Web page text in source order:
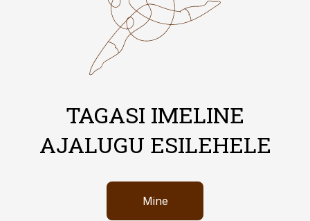
TAGASI IMELINE
AJALUGU ESILEHELE
Mine